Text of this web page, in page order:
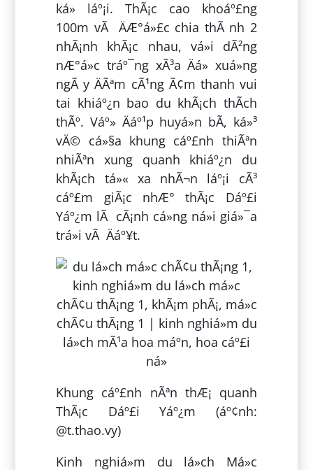
ká» láº¡i. ThÃ¡c cao khoáº£ng
100m vÃ ÄÆ°á»£c chia thÃ nh 2
nhÃ¡nh khÃ¡c nhau, vá»i dÃ²ng
nÆ°á»c tráº¯ng xÃ³a Äá» xuá»ng
ngÃ y ÄÃªm cÃ¹ng Ã¢m thanh vui
tai khiáº¿n bao du khÃ¡ch thÃ­ch
thÃº. Váº» Äáº¹p huyá»n bÃ­, ká»³
vÄ© cá»§a khung cáº£nh thiÃªn
nhiÃªn xung quanh khiáº¿n du
khÃ¡ch tá»« xa nhÃ¬n láº¡i cÃ³
cáº£m giÃ¡c nhÆ° thÃ¡c Dáº£i
Yáº¿m lÃ cÃ¡nh cá»ng ná»i giá»¯a
trá»i vÃ Äáº¥t.
Khung cáº£nh nÃªn thÆ¡ quanh
ThÃ¡c Dáº£i Yáº¿m (áº¢nh:
@t.thao.vy)
Kinh nghiá»m du lá»ch Má»c